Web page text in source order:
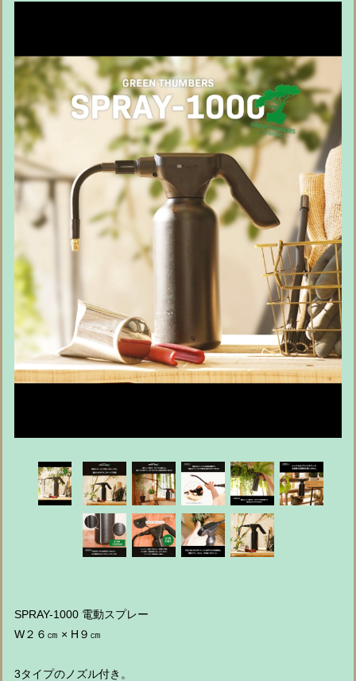
SPRAY-1000 電動スプレー
W２６㎝ × H９㎝
3タイプのノズル付き。